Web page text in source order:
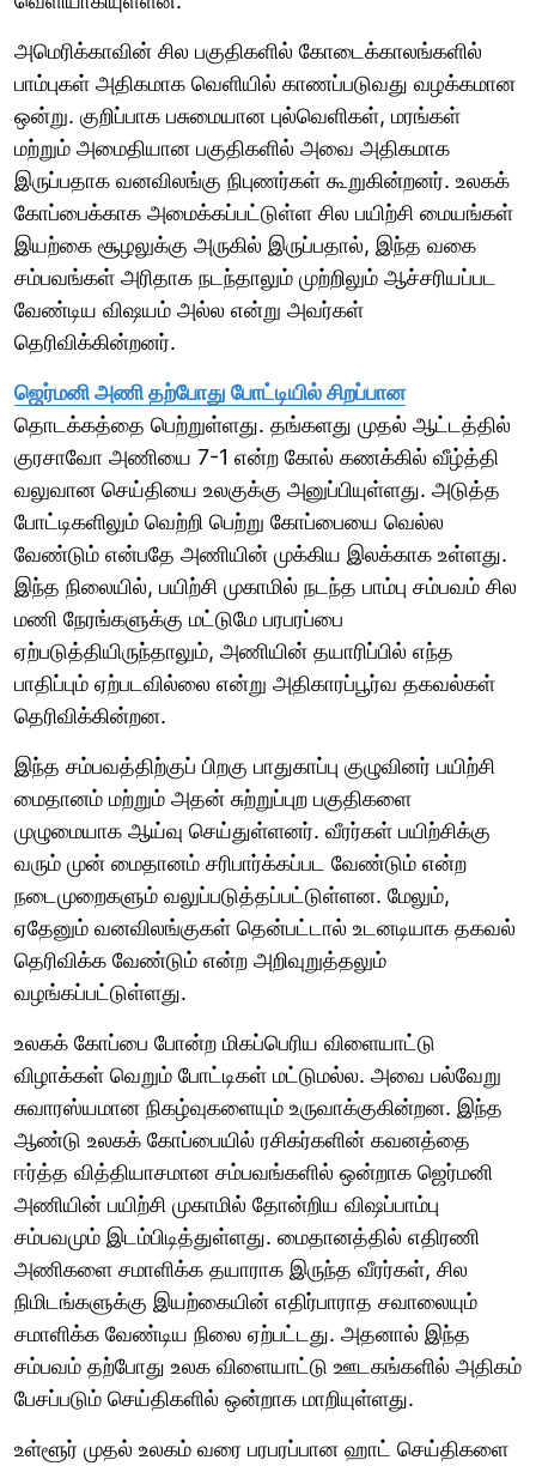
அமெரிக்காவின் சில பகுதிகளில் கோடைக்காலங்களில்
பாம்புகள் அதிகமாக வெளியில் காணப்படுவது வழக்கமான
ஒன்று. குறிப்பாக பசுமையான புல்வெளிகள், மரங்கள்
மற்றும் அமைதியான பகுதிகளில் அவை அதிகமாக
இருப்பதாக வனவிலங்கு நிபுணர்கள் கூறுகின்றனர். உலகக்
கோப்பைக்காக அமைக்கப்பட்டுள்ள சில பயிற்சி மையங்கள்
இயற்கை சூழலுக்கு அருகில் இருப்பதால், இந்த வகை
சம்பவங்கள் அரிதாக நடந்தாலும் முற்றிலும் ஆச்சரியப்பட
வேண்டிய விஷயம் அல்ல என்று அவர்கள்
தெரிவிக்கின்றனர்.
ஜெர்மனி அணி தற்போது போட்டியில் சிறப்பான
தொடக்கத்தை பெற்றுள்ளது. தங்களது முதல் ஆட்டத்தில்
குரசாவோ அணியை 7-1 என்ற கோல் கணக்கில் வீழ்த்தி
வலுவான செய்தியை உலகுக்கு அனுப்பியுள்ளது. அடுத்த
போட்டிகளிலும் வெற்றி பெற்று கோப்பையை வெல்ல
வேண்டும் என்பதே அணியின் முக்கிய இலக்காக உள்ளது.
இந்த நிலையில், பயிற்சி முகாமில் நடந்த பாம்பு சம்பவம் சில
மணி நேரங்களுக்கு மட்டுமே பரபரப்பை
ஏற்படுத்தியிருந்தாலும், அணியின் தயாரிப்பில் எந்த
பாதிப்பும் ஏற்படவில்லை என்று அதிகாரப்பூர்வ தகவல்கள்
தெரிவிக்கின்றன.
இந்த சம்பவத்திற்குப் பிறகு பாதுகாப்பு குழுவினர் பயிற்சி
மைதானம் மற்றும் அதன் சுற்றுப்புற பகுதிகளை
முழுமையாக ஆய்வு செய்துள்ளனர். வீரர்கள் பயிற்சிக்கு
வரும் முன் மைதானம் சரிபார்க்கப்பட வேண்டும் என்ற
நடைமுறைகளும் வலுப்படுத்தப்பட்டுள்ளன. மேலும்,
ஏதேனும் வனவிலங்குகள் தென்பட்டால் உடனடியாக தகவல்
தெரிவிக்க வேண்டும் என்ற அறிவுறுத்தலும்
வழங்கப்பட்டுள்ளது.
உலகக் கோப்பை போன்ற மிகப்பெரிய விளையாட்டு
விழாக்கள் வெறும் போட்டிகள் மட்டுமல்ல. அவை பல்வேறு
சுவாரஸ்யமான நிகழ்வுகளையும் உருவாக்குகின்றன. இந்த
ஆண்டு உலகக் கோப்பையில் ரசிகர்களின் கவனத்தை
ஈர்த்த வித்தியாசமான சம்பவங்களில் ஒன்றாக ஜெர்மனி
அணியின் பயிற்சி முகாமில் தோன்றிய விஷப்பாம்பு
சம்பவமும் இடம்பிடித்துள்ளது. மைதானத்தில் எதிரணி
அணிகளை சமாளிக்க தயாராக இருந்த வீரர்கள், சில
நிமிடங்களுக்கு இயற்கையின் எதிர்பாராத சவாலையும்
சமாளிக்க வேண்டிய நிலை ஏற்பட்டது. அதனால் இந்த
சம்பவம் தற்போது உலக விளையாட்டு ஊடகங்களில் அதிகம்
பேசப்படும் செய்திகளில் ஒன்றாக மாறியுள்ளது.
உள்ளூர் முதல் உலகம் வரை பரபரப்பான ஹாட் செய்திகளை